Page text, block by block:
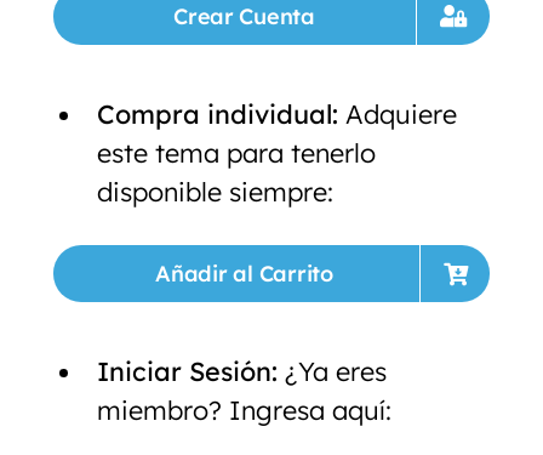
Crear Cuenta
Compra individual: Adquiere
este tema para tenerlo
disponible siempre:
Añadir al Carrito
Iniciar Sesión: ¿Ya eres
miembro? Ingresa aquí: